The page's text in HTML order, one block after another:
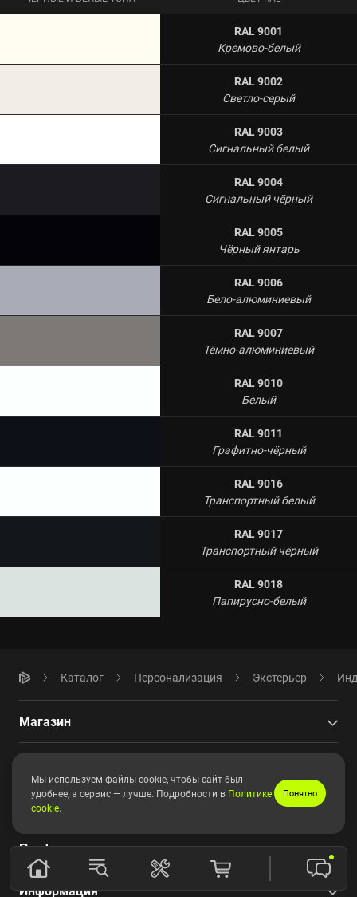
RAL 9001
Кремово-белый
RAL 9002
Светло-серый
RAL 9003
Сигнальный белый
RAL 9004
Сигнальный чёрный
RAL 9005
Чёрный янтарь
RAL 9006
Бело-алюминиевый
RAL 9007
Тёмно-алюминиевый
RAL 9010
Белый
RAL 9011
Графитно-чёрный
RAL 9016
Транспортный белый
RAL 9017
Транспортный чёрный
RAL 9018
Папирусно-белый
Каталог Персонализация Экстерьер
Магазин
Эксклюзивные
Профессиональные
Информация
Мы используем файлы cookie, чтобы сайт был
удобнее, а сервис — лучше. Подробности в Политике
cookie.
Понятно